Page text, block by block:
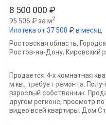
8 500 000 ₽
95 506 ₽ за м2
Ипотека от 37 508 ₽ в месяц
Ростовская область,
Ростов-на-Дону, Кировский
Продается 4-х комнатная
м.кв., требует ремонта.
взрослый собственник.
другом регионе, просмотр
видео всей квартиры. Дом